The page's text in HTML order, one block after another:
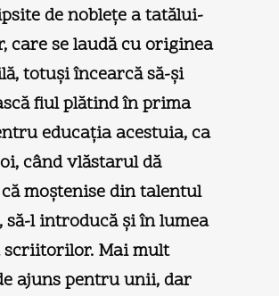
de nobleţe a tatălui-
care se laudă cu originea
totuşi încearcă să-şi
fiul plătind în prima
educaţia acestuia, ca
când vlăstarul dă
moştenise din talentul
să-l introducă şi în lumea
scriitorilor. Mai mult
ajuns pentru unii, dar